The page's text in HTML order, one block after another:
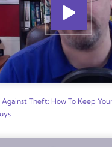
Theft: How To Keep